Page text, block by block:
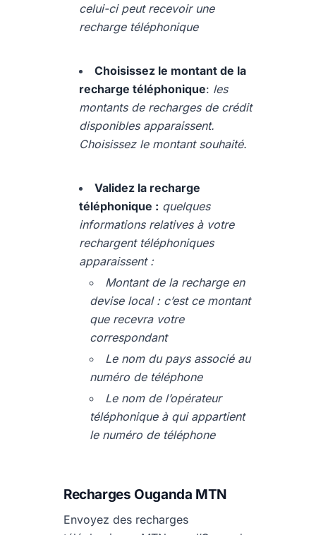
celui-ci peut recevoir une
recharge téléphonique
Choisissez le montant de la
recharge téléphonique: les
montants de recharges de crédit
disponibles apparaissent.
Choisissez le montant souhaité.
Validez la recharge
téléphonique : quelques
informations relatives à votre
rechargent téléphoniques
apparaissent :
Montant de la recharge en
devise local : c’est ce montant
que recevra votre
correspondant
Le nom du pays associé au
numéro de téléphone
Le nom de l’opérateur
téléphonique à qui appartient
le numéro de téléphone
Recharges Ouganda MTN
Envoyez des recharges